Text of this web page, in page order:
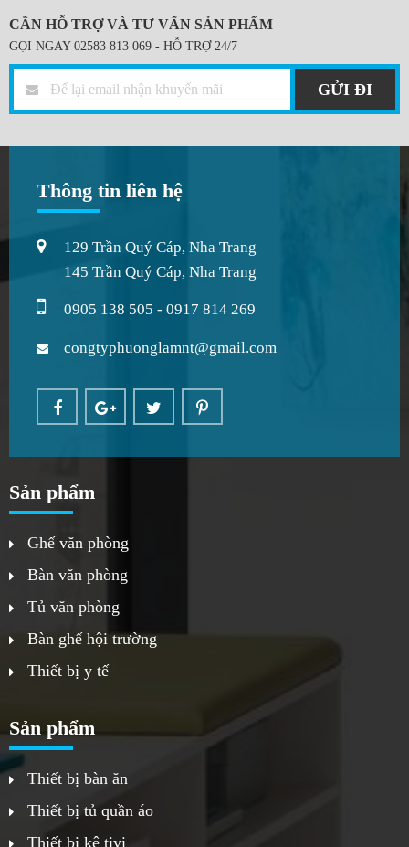
CẦN HỖ TRỢ VÀ TƯ VẤN SẢN PHẨM
GỌI NGAY 02583 813 069 - HỖ TRỢ 24/7
GỬI ĐI
Thông tin liên hệ
129 Trần Quý Cáp, Nha Trang
145 Trần Quý Cáp, Nha Trang
0905 138 505 - 0917 814 269
congtyphuonglamnt@gmail.com
Sản phẩm
Ghế văn phòng
Bàn văn phòng
Tủ văn phòng
Bàn ghế hội trường
Thiết bị y tế
Sản phẩm
Thiết bị bàn ăn
Thiết bị tủ quần áo
Thiết bị kệ tivi